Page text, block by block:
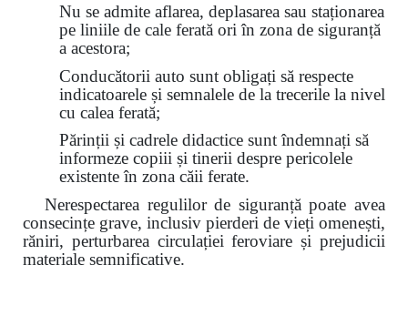
Nu se admite aflarea, deplasarea sau staționarea
pe liniile de cale ferată ori în zona de siguranță
a acestora;
Conducătorii auto sunt obligați să respecte
indicatoarele și semnalele de la trecerile la nivel
cu calea ferată;
Părinții și cadrele didactice sunt îndemnați să
informeze copiii și tinerii despre pericolele
existente în zona căii ferate.
Nerespectarea regulilor de siguranță poate avea
consecințe grave, inclusiv pierderi de vieți omenești,
răniri, perturbarea circulației feroviare și prejudicii
materiale semnificative.